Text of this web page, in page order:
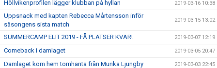
Höllvikenprofilen lägger klubban på hyllan 2019-03-16 10:38
Uppsnack med kapten Rebecca Mårtensson inför
säsongens sista match
2019-03-15 13:02
SUMMERCAMP ELIT 2019 - FÅ PLATSER KVAR! 2019-03-07 12:19
Comeback i damlaget 2019-03-05 20:47
Damlaget kom hem tomhänta från Munka Ljungby 2019-03-03 22:45